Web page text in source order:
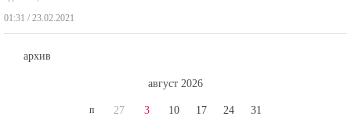
01:31 / 23.02.2021
архив
август 2026
п 27 3 10 17 24 31